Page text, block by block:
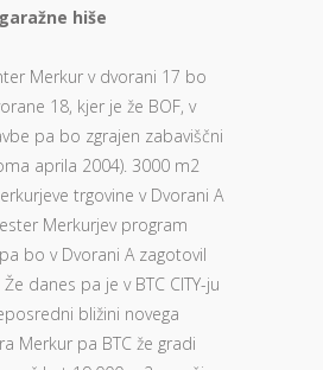
hiše
Merkur v dvorani 17 bo
18, kjer je že BOF, v
pa bo zgrajen zabaviščni
aprila 2004). 3000 m2
trgovine v Dvorani A
Merkurjev program
bo v Dvorani A zagotovil
danes pa je v BTC CITY-ju
bližini novega
Merkur pa BTC že gradi